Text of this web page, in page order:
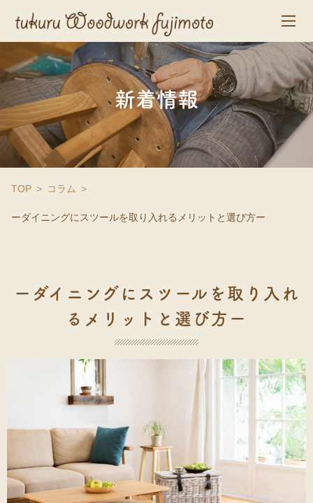
新着情報
TOP コラム
ーダイニングにスツールを取り入れるメリットと選び方ー
ーダイニングにスツールを取り入れ
るメリットと選び方ー